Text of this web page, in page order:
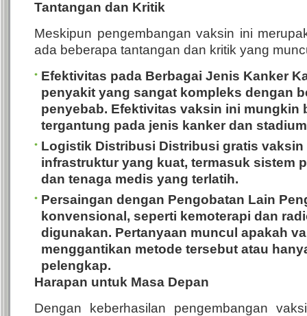
Tantangan dan Kritik
Meskipun pengembangan vaksin ini
ada beberapa tantangan dan kritik yang
Efektivitas pada Berbagai Jenis Kanker
penyakit yang sangat kompleks dengan
penyebab. Efektivitas vaksin ini mungkin
tergantung pada jenis kanker dan
Logistik Distribusi Distribusi gratis
infrastruktur yang kuat, termasuk sistem
dan tenaga medis yang terlatih.
Persaingan dengan Pengobatan Lain
konvensional, seperti kemoterapi dan
digunakan. Pertanyaan muncul apakah
menggantikan metode tersebut atau
pelengkap.
Harapan untuk Masa Depan
Dengan keberhasilan pengembangan